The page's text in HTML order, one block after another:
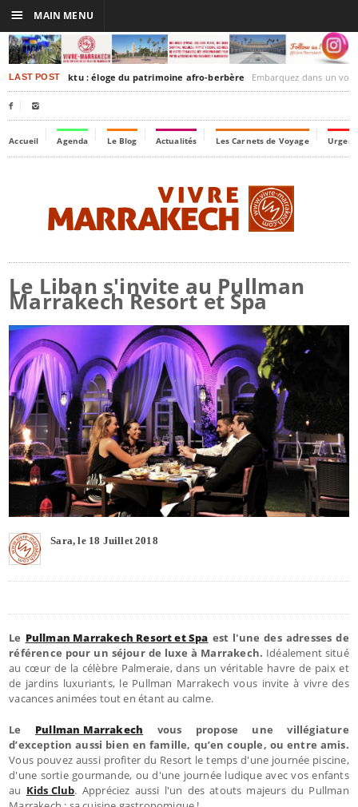
LAST POSTTimbuktu : éloge du patrimoine afro-berbère Embarquez dans un voyage culturel dans le
 
Accueil Agenda Le Blog Actualités Les Carnets de Voyage
Le Liban s'invite au Pullman
Marrakech Resort et Spa
Sara, le 18 Juillet 2018
Le Pullman Marrakech Resort et Spa est l'une des adresses de
référence pour un séjour de luxe à Marrakech. Idéalement situé
au cœur de la célèbre Palmeraie, dans un véritable havre de paix et
de jardins luxuriants, le Pullman Marrakech vous invite à vivre des
vacances animées tout en étant au calme.
Le Pullman Marrakech vous propose une villégiature
d’exception aussi bien en famille, qu’en couple, ou entre amis.
Vous pouvez aussi profiter du Resort le temps d'une journée piscine,
d'une sortie gourmande, ou d'une journée ludique avec vos enfants
au Kids Club. Appréciez aussi l'un des atouts majeurs du Pullman
☰ MAIN MENU